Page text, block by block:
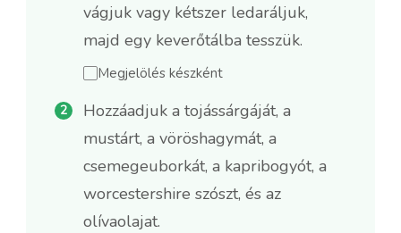
vágjuk vagy kétszer ledaráljuk,
majd egy keverőtálba tesszük.
Megjelölés készként
Hozzáadjuk a tojássárgáját, a
mustárt, a vöröshagymát, a
csemegeuborkát, a kapribogyót, a
worcestershire szószt, és az
olívaolajat.